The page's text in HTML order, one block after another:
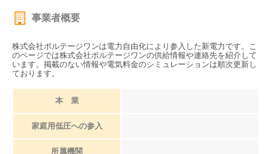
事業者概要
株式会社ボルテージワンは電力自由化により参入した新電力です。こ
のページでは株式会社ボルテージワンの供給情報や連絡先を紹介して
います。掲載のない情報や電気料金のシミュレーションは順次更新し
ております。
本 業
家庭用低圧への参入
所属機関